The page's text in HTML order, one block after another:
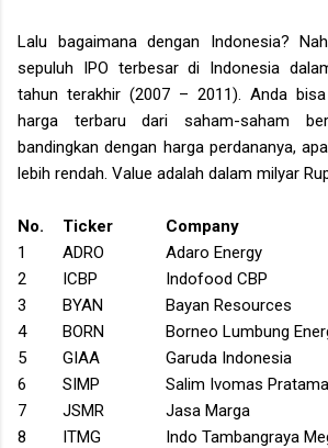
Lalu bagaimana dengan Indonesia?
sepuluh IPO terbesar di Indonesia
tahun terakhir (2007 – 2011). Anda
harga terbaru dari saham-saham
bandingkan dengan harga perdananya,
lebih rendah. Value adalah dalam milyar
No. Ticker Company
1
ADRO Adaro Energy
2
ICBP Indofood CBP
3
BYAN Bayan Resources
4
BORN Borneo Lumbung
5
GIAA Garuda Indonesia
6
SIMP Salim Ivomas Pratama
7
JSMR Jasa Marga
8
ITMG Indo Tambangraya